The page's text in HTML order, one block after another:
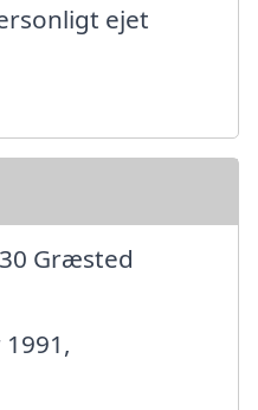
ejet
Græsted